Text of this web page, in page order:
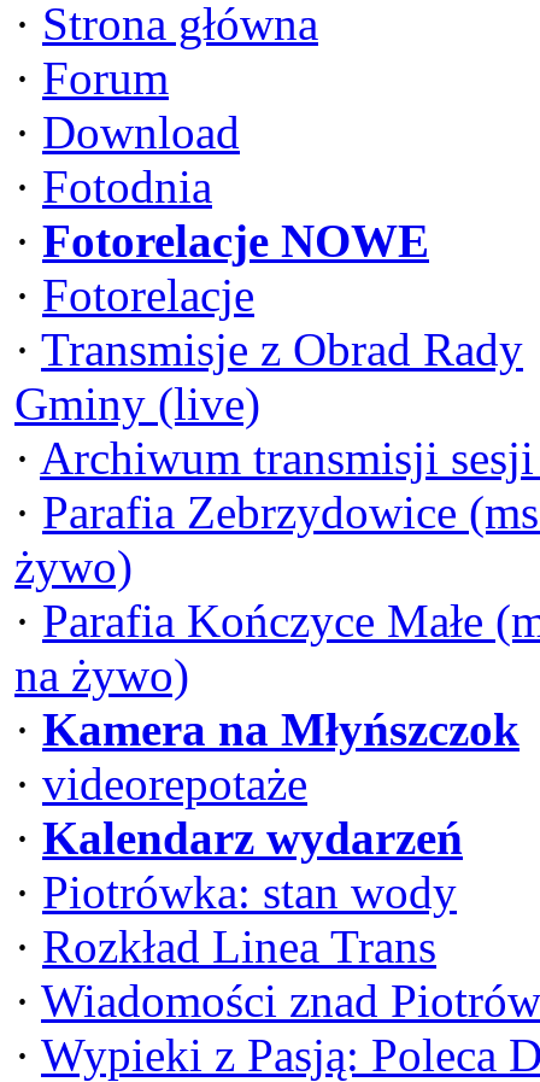
· Strona główna
· Forum
· Download
· Fotodnia
· Fotorelacje NOWE
· Fotorelacje
· Transmisje z Obrad Rady
Gminy (live)
· Archiwum transmisji
· Parafia Zebrzydowice
żywo)
· Parafia Kończyce Małe
na żywo)
· Kamera na Młyńszczok
· videorepotaże
· Kalendarz wydarzeń
· Piotrówka: stan wody
· Rozkład Linea Trans
· Wiadomości znad
· Wypieki z Pasją: Poleca